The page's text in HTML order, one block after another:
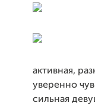
активная,
уверенно
сильная